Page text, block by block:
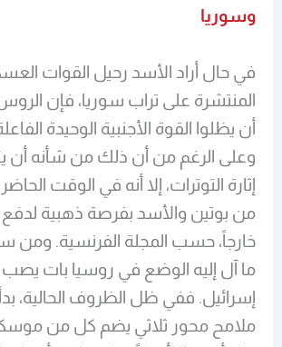
وسوريا
في حال أراد الأسد رحيل القوات
المنتشرة على تراب سوريا، فإن
أن يظلوا القوة الأجنبية الوحيدة
وعلى الرغم من أن ذلك من شأنه
إثارة التوترات، إلا أنه في الوقت
من بوتين والأسد بفرصة ذهبية لدفع
خارجاً، حسب المجلة الفرنسية. ومن
ما آل إليه الوضع في روسيا بات
إسرائيل. ففي ظل الظروف الحالية،
ملامح محور ثلاثي يضم كل من